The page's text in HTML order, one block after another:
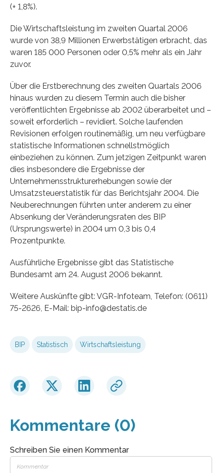
(+ 1,8%).
Die Wirtschaftsleistung im zweiten Quartal 2006
wurde von 38,9 Millionen Erwerbstätigen erbracht, das
waren 185 000 Personen oder 0,5% mehr als ein Jahr
zuvor.
Über die Erstberechnung des zweiten Quartals 2006
hinaus wurden zu diesem Termin auch die bisher
veröffentlichten Ergebnisse ab 2002 überarbeitet und –
soweit erforderlich – revidiert. Solche laufenden
Revisionen erfolgen routinemäßig, um neu verfügbare
statistische Informationen schnellstmöglich
einbeziehen zu können. Zum jetzigen Zeitpunkt waren
dies insbesondere die Ergebnisse der
Unternehmensstrukturerhebungen sowie der
Umsatzsteuerstatistik für das Berichtsjahr 2004. Die
Neuberechnungen führten unter anderem zu einer
Absenkung der Veränderungsraten des BIP
(Ursprungswerte) in 2004 um 0,3 bis 0,4
Prozentpunkte.
Ausführliche Ergebnisse gibt das Statistische
Bundesamt am 24. August 2006 bekannt.
Weitere Auskünfte gibt: VGR-Infoteam, Telefon: (0611)
75-2626, E-Mail: bip-info@destatis.de
BIP Statistisch Wirtschaftsleistung
Kommentare (0)
Schreiben Sie einen Kommentar